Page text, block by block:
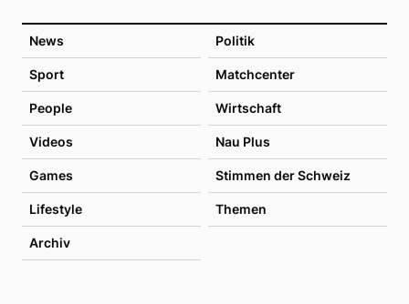
News Politik
Sport Matchcenter
People Wirtschaft
Videos Nau Plus
Games Stimmen der Schweiz
Lifestyle Themen
Archiv